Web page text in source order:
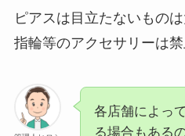
ピアスは目立たないもの
指輪等のアクセサリーは禁
各店舗によっ
る場合もある